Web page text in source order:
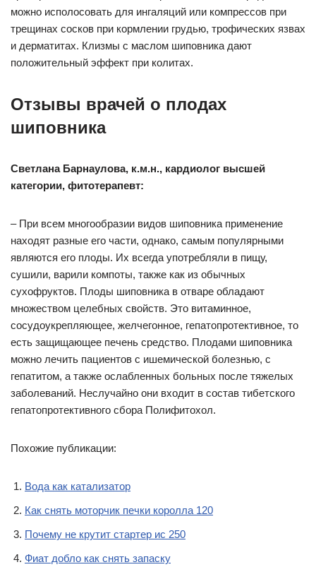
можно исполосовать для ингаляций или компрессов при
трещинах сосков при кормлении грудью, трофических язвах
и дерматитах. Клизмы с маслом шиповника дают
положительный эффект при колитах.
Отзывы врачей о плодах
шиповника
Светлана Барнаулова, к.м.н., кардиолог высшей
категории, фитотерапевт:
– При всем многообразии видов шиповника применение
находят разные его части, однако, самым популярными
являются его плоды. Их всегда употребляли в пищу,
сушили, варили компоты, также как из обычных
сухофруктов. Плоды шиповника в отваре обладают
множеством целебных свойств. Это витаминное,
сосудоукрепляющее, желчегонное, гепатопротективное, то
есть защищающее печень средство. Плодами шиповника
можно лечить пациентов с ишемической болезнью, с
гепатитом, а также ослабленных больных после тяжелых
заболеваний. Неслучайно они входит в состав тибетского
гепатопротективного сбора Полифитохол.
Похожие публикации:
Вода как катализатор
Как снять моторчик печки королла 120
Почему не крутит стартер ис 250
Фиат добло как снять запаску